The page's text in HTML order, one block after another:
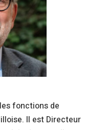
fonctions de
Il est Directeur